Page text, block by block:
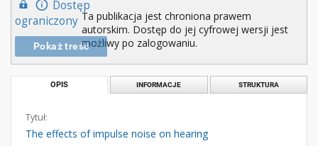
Dostęp
ograniczony
Pokaż treść
Ta publikacja jest chroniona prawem
autorskim. Dostęp do jej cyfrowej wersji jest
możliwy po zalogowaniu.
OPIS INFORMACJE STRUKTURA
Tytuł:
The effects of impulse noise on hearing